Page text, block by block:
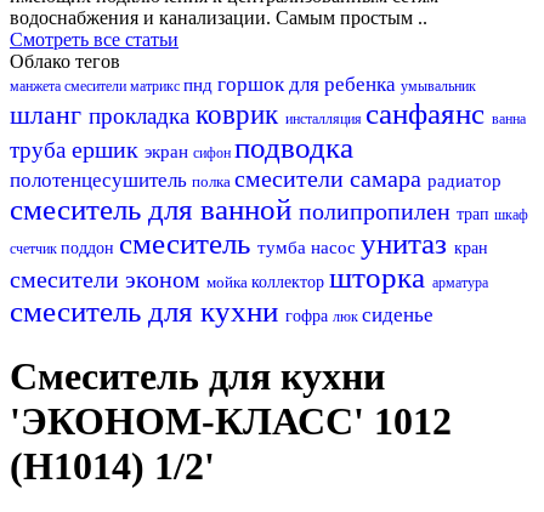
водоснабжения и канализации. Самым простым ..
Смотреть все статьи
Облако тегов
манжета смесители матрикс пнд горшок для ребенка умывальник
шланг прокладка коврик инсталляция санфаянс ванна
труба ершик экран сифон подводка
полотенцесушитель полка смесители самара радиатор
смеситель для ванной полипропилен трап шкаф
счетчик поддон смеситель тумба насос унитаз кран
смесители эконом мойка коллектор шторка арматура
смеситель для кухни гофра люк сиденье
Смеситель для кухни
'ЭКОНОМ-КЛАСС' 1012
(H1014) 1/2'